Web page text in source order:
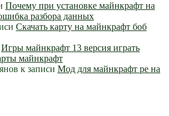
Почему при установке майнкрафт на
разбора данных
Скачать карту на майнкрафт боб
Игры майнкрафт 13 версия играть
майнкрафт
к записи Мод для майнкрафт pe на